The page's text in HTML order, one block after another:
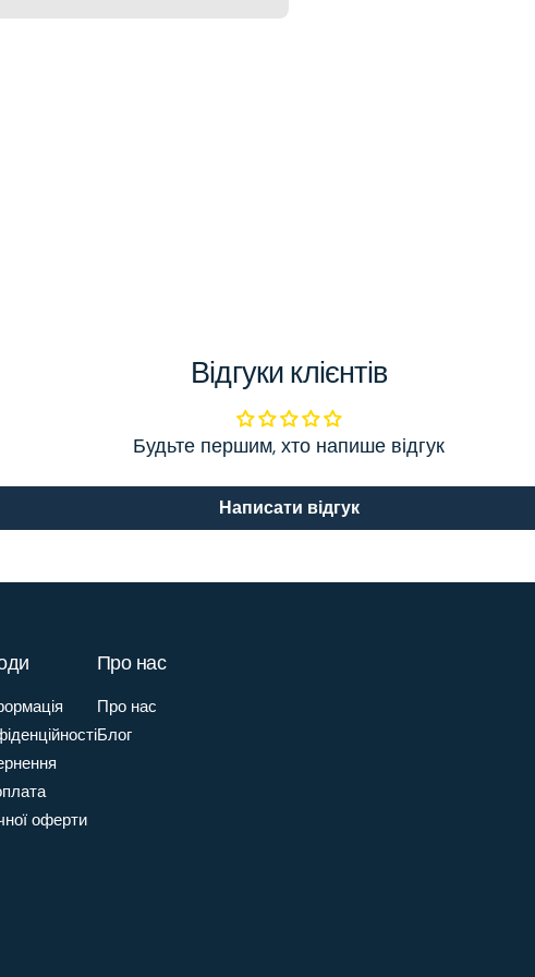
Відгуки клієнтів
Будьте першим, хто напише відгук
Написати відгук
оферти
Про нас
Про нас
Блог